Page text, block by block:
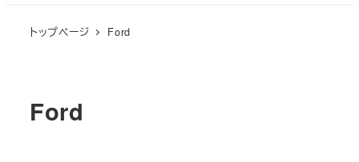
トップページ Ford
Ford